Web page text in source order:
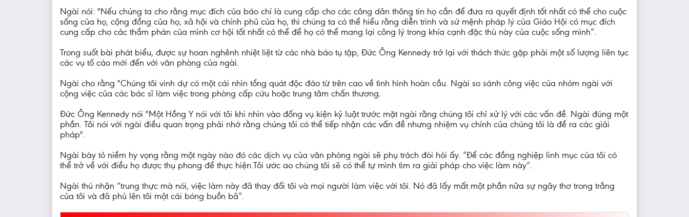
Ngài nói: "Nếu chúng ta cho rằng mục đích của báo chí là cung cấp cho các công dân thông tin họ cần để đưa ra quyết định tốt nhất có thể cho cuộc
sống của họ, cộng đồng của họ, xã hội và chính phủ của họ, thì chúng ta có thể hiểu rằng diễn trình và sứ mệnh pháp lý của Giáo Hội có mục đích
cung cấp cho các thẩm phán của mình cơ hội tốt nhất có thể để họ có thể mang lại công lý trong khía cạnh đặc thù này của cuộc sống mình”.
Trong suốt bài phát biểu, được sự hoan nghênh nhiệt liệt từ các nhà báo tụ tập, Đức Ông Kennedy trở lại với thách thức gặp phải một số lượng liên tục
các vụ tố cáo mới đến với văn phòng của ngài.
Ngài cho rằng "Chúng tôi vinh dự có một cái nhìn tổng quát độc đáo từ trên cao về tình hình hoàn cầu. Ngài so sánh công việc của nhóm ngài với
cộng việc của các bác sĩ làm việc trong phòng cấp cứu hoặc trung tâm chấn thương.
Đức Ông Kennedy nói "Một Hồng Y nói với tôi khi nhìn vào đống vụ kiện kỷ luật trước mặt ngài rằng chúng tôi chỉ xử lý với các vấn đề. Ngài đúng một
phần. Tôi nói với ngài điều quan trọng phải nhớ rằng chúng tôi có thể tiếp nhận các vấn đề nhưng nhiệm vụ chính của chúng tôi là đề ra các giải
pháp".
Ngài bày tỏ niềm hy vọng rằng một ngày nào đó các dịch vụ của văn phòng ngài sẽ phụ trách đòi hỏi ấy. “Để các đồng nghiệp linh mục của tôi có
thể trở về với điều họ được thụ phong để thực hiện.Tôi ước ao chúng tôi sẽ có thể tự mình tìm ra giải pháp cho việc làm này”.
Ngài thú nhận “trung thực mà nói, việc làm này đã thay đổi tôi và mọi người làm việc với tôi. Nó đã lấy mất một phần nữa sự ngây thơ trong trắng
của tôi và đã phủ lên tôi một cái bóng buồn bã”.